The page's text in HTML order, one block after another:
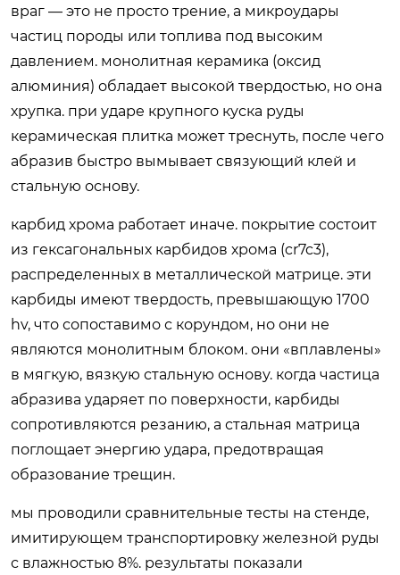
враг — это не просто трение, а микроудары
частиц породы или топлива под высоким
давлением. монолитная керамика (оксид
алюминия) обладает высокой твердостью, но она
хрупка. при ударе крупного куска руды
керамическая плитка может треснуть, после чего
абразив быстро вымывает связующий клей и
стальную основу.
карбид хрома работает иначе. покрытие состоит
из гексагональных карбидов хрома (cr7c3),
распределенных в металлической матрице. эти
карбиды имеют твердость, превышающую 1700
hv, что сопоставимо с корундом, но они не
являются монолитным блоком. они «вплавлены»
в мягкую, вязкую стальную основу. когда частица
абразива ударяет по поверхности, карбиды
сопротивляются резанию, а стальная матрица
поглощает энергию удара, предотвращая
образование трещин.
мы проводили сравнительные тесты на стенде,
имитирующем транспортировку железной руды
с влажностью 8%. результаты показали